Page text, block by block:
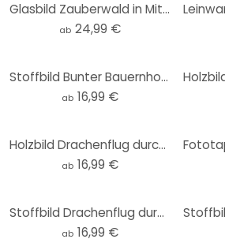
Glasbild Zauberwald in Mitternachtsblau - DigitalArtsi
ab 24,99 €
Stoffbild Bunter Bauernhof in den Bergen - DigitalArtsi
ab 16,99 €
Holzbild Drachenflug durch Sternenwolken - DigitalArtsi
ab 16,99 €
Stoffbild Drachenflug durch Sternenwolken - DigitalArtsi
ab 16,99 €